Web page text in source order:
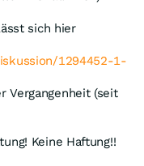
sich hier
1294452-1-
Vergangenheit (seit
Keine Haftung!!